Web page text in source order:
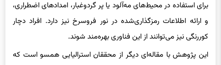
و ارائه اطلاعات رمزگذاری‌شده در نور فروسرخ نیز دارد. افراد دچار
کوررنگی نیز می‌توانند از این فناوری بهره‌مند شوند.
این پژوهش با مقاله‌ای دیگر از محققان استرالیایی همسو است که
در آن از فناوری سطح متا برای ترکیب نور مرئی و فروسرخ در عینک‌ها